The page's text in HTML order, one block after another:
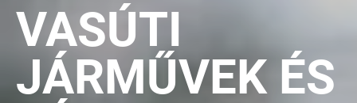
VASÚTI
JÁRMŰVEK ÉS